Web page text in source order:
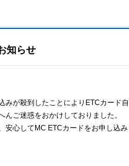
知らせ
みが殺到したことによりETCカード
ご迷惑をおかけしておりました。
安心してMC ETCカードをお申し込